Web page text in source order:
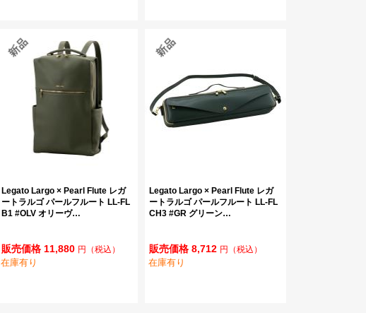
Legato Largo × Pearl Flute レガ
ートラルゴ パールフルート LL-FL
B1 #OLV オリーヴ…
販売価格 11,880 円 （税込）
在庫有り
Legato Largo × Pearl Flute レガ
ートラルゴ パールフルート LL-FL
CH3 #GR グリーン…
販売価格 8,712 円 （税込）
在庫有り